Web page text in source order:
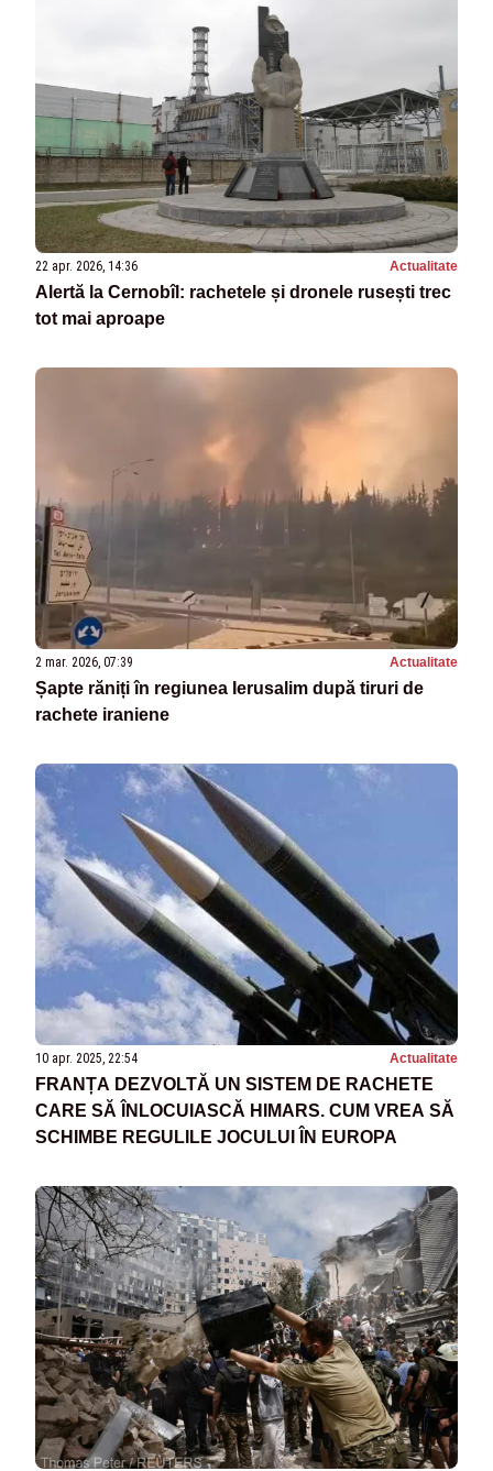
22 apr. 2026, 14:36 Actualitate
Alertă la Cernobîl: rachetele și dronele rusești trec
tot mai aproape
2 mar. 2026, 07:39 Actualitate
Șapte răniți în regiunea Ierusalim după tiruri de
rachete iraniene
10 apr. 2025, 22:54 Actualitate
FRANȚA DEZVOLTĂ UN SISTEM DE RACHETE
CARE SĂ ÎNLOCUIASCĂ HIMARS. CUM VREA SĂ
SCHIMBE REGULILE JOCULUI ÎN EUROPA